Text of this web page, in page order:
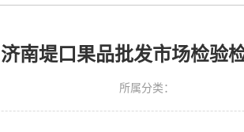
济南堤口果品批发市场检验
所属分类：